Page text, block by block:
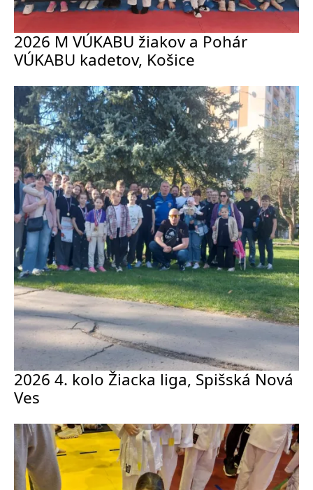
2026 M VÚKABU žiakov a Pohár
VÚKABU kadetov, Košice
2026 4. kolo Žiacka liga, Spišská Nová
Ves